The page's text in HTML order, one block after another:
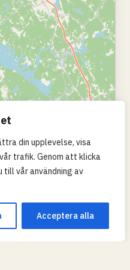
din upplevelse, visa
trafik. Genom att klicka
till vår användning av
Acceptera alla
© OpenStreetMap